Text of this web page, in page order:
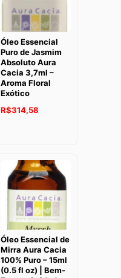
Óleo Essencial
Puro de Jasmim
Absoluto Aura
Cacia 3,7ml –
Aroma Floral
Exótico
O
R$413,60.
R$314,58
R$314,58.
Óleo Essencial de
Mirra Aura Cacia
100% Puro – 15ml
(0.5 fl oz) | Bem-